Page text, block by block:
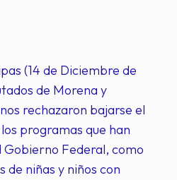
(14 de Diciembre de
de Morena y
rechazaron bajarse el
programas que han
Federal, como
niñas y niños con